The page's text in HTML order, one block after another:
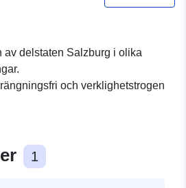
av delstaten Salzburg i olika
och verklighetstrogen
1